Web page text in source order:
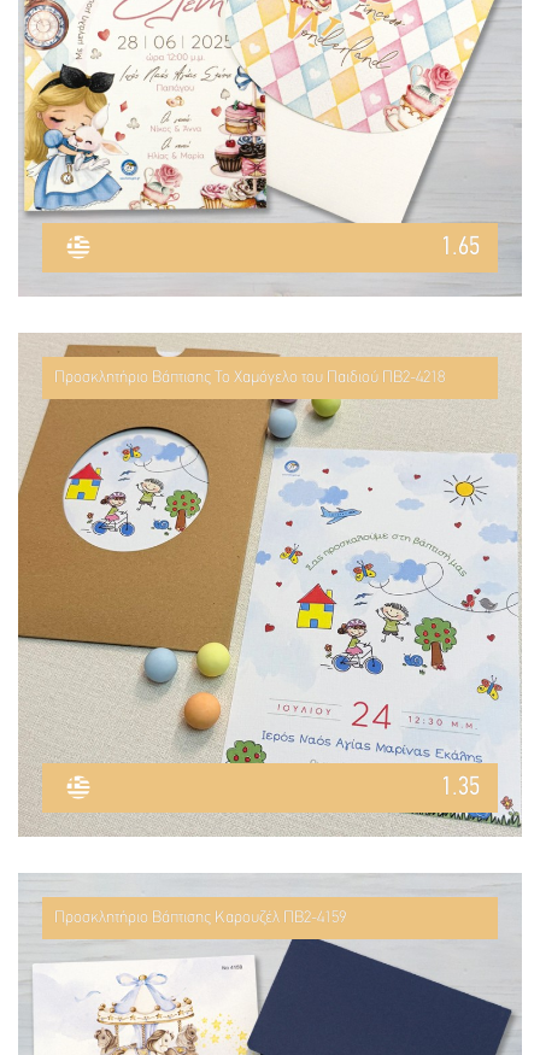
1.65
Προσκλητήριο Βάπτισης Το Χαμόγελο του Παιδιού ΠΒ2-4218
1.35
Προσκλητήριο Βάπτισης Καρουζέλ ΠΒ2-4159